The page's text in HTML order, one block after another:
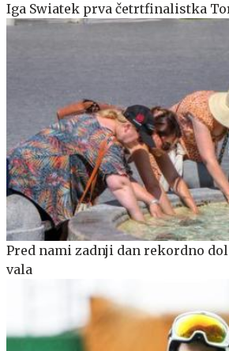
Iga Swiatek prva četrtfinalistka
Pred nami zadnji dan rekordno
vala